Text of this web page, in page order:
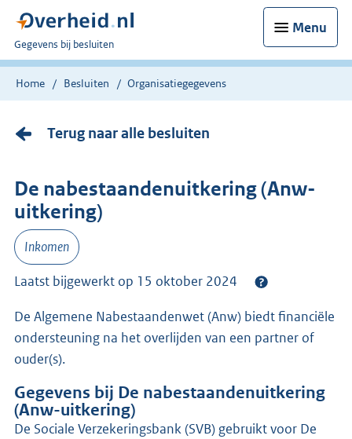
Menu
U
bent
nu
Gegevens bij besluiten
Home Besluiten Organisatiegegevens
Terug naar alle besluiten
De nabestaandenuitkering (Anw-
uitkering)
Inkomen
Laatst bijgewerkt op 15 oktober 2024
De Algemene Nabestaandenwet (Anw) biedt financiële
ondersteuning na het overlijden van een partner of
ouder(s).
Gegevens bij De nabestaandenuitkering
(Anw-uitkering)
de Sociale Verzekeringsbank (SVB) gebruikt voor De